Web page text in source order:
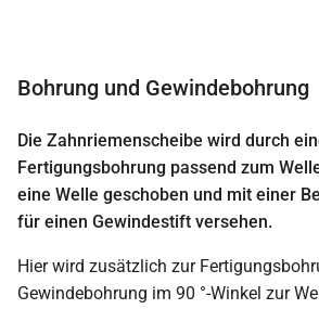
Bohrung und Gewindebohrung
Die Zahnriemenscheibe wird durch
Fertigungsbohrung passend zum
eine Welle geschoben und mit einer
für einen Gewindestift versehen.
Hier wird zusätzlich zur
Gewindebohrung im 90 °-Winkel zur